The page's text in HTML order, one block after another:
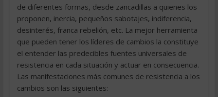
de diferentes formas, desde zancadillas a quienes los
proponen, inercia, pequeños sabotajes, indiferencia,
desinterés, franca rebelión, etc. La mejor herramienta
que pueden tener los líderes de cambios la constituye
el entender las predecibles fuentes universales de
resistencia en cada situación y actuar en consecuencia.
Las manifestaciones más comunes de resistencia a los
cambios son las siguientes: